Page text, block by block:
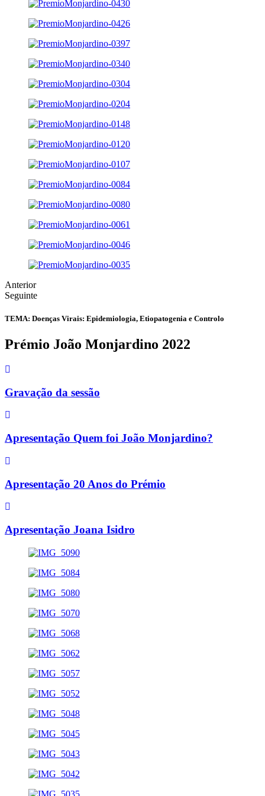
Anterior
Seguinte
TEMA: Doenças Virais: Epidemiologia, Etiopatogenia e Controlo
Prémio João Monjardino 2022
Gravação da sessão
Apresentação Quem foi João Monjardino?
Apresentação 20 Anos do Prémio
Apresentação Joana Isidro